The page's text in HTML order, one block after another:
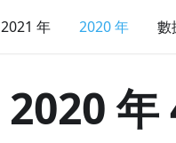
2021 年 2020 年 數
2020 年